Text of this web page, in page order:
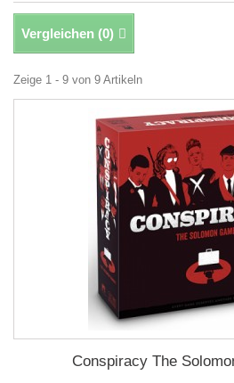
Vergleichen (0)
Zeige 1 - 9 von 9 Artikeln
Conspiracy The